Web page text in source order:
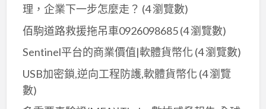
理，企業下一步怎麼走？ (4 瀏覽數)
佰駒道路救援拖吊車0926098685(4 瀏覽數)
Sentinel平台的商業價值|軟體貨幣化 (4 瀏覽數)
USB加密鎖,逆向工程防護,軟體貨幣化 (4 瀏覽
數)